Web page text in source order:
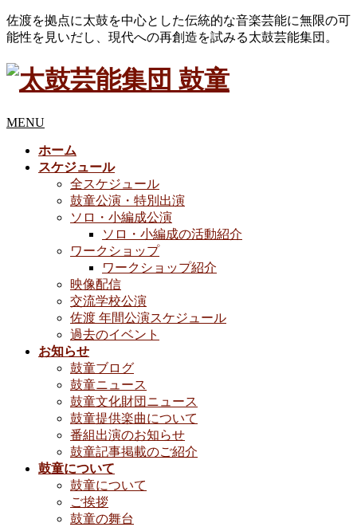
佐渡を拠点に太鼓を中心とした伝統的な音楽芸能に無限の可
能性を見いだし、現代への再創造を試みる太鼓芸能集団。
MENU
ホーム
スケジュール
全スケジュール
鼓童公演・特別出演
ソロ・小編成公演
ソロ・小編成の活動紹介
ワークショップ
ワークショップ紹介
映像配信
交流学校公演
佐渡 年間公演スケジュール
過去のイベント
お知らせ
鼓童ブログ
鼓童ニュース
鼓童文化財団ニュース
鼓童提供楽曲について
番組出演のお知らせ
鼓童記事掲載のご紹介
鼓童について
鼓童について
ご挨拶
鼓童の舞台